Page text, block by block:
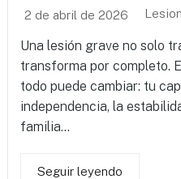
2 de abril de 2026
Una lesión grave no solo
transforma por completo.
todo puede cambiar: tu
independencia, la
familia...
Seguir leyendo